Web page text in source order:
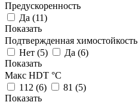
Предускоренность
Да (11)
Показать
Подтвержденная химостойкость
Нет (5) Да (6)
Показать
Макс HDT °С
112 (6) 81 (5)
Показать